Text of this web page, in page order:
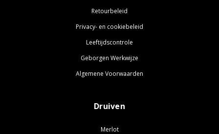
Retourbeleid
Privacy- en cookiebeleid
Leeftijdscontrole
Geborgen Werkwijze
Algemene Voorwaarden
Druiven
Merlot